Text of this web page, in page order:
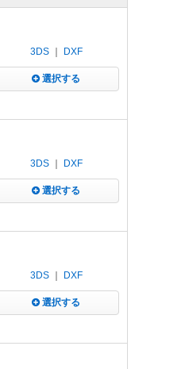
3DS｜ DXF
選択する
3DS｜ DXF
選択する
3DS｜ DXF
選択する